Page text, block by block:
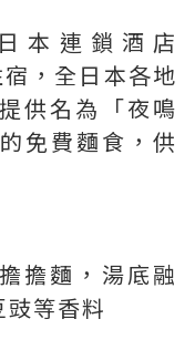
本連鎖酒店
，全日本各地
供名為「夜鳴
免費麵食，供
擔麵，湯底融
等香料